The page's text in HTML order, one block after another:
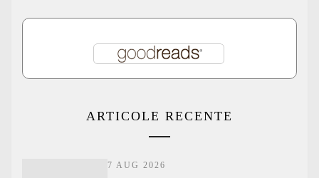
ARTICOLE RECENTE
7 AUG 2026